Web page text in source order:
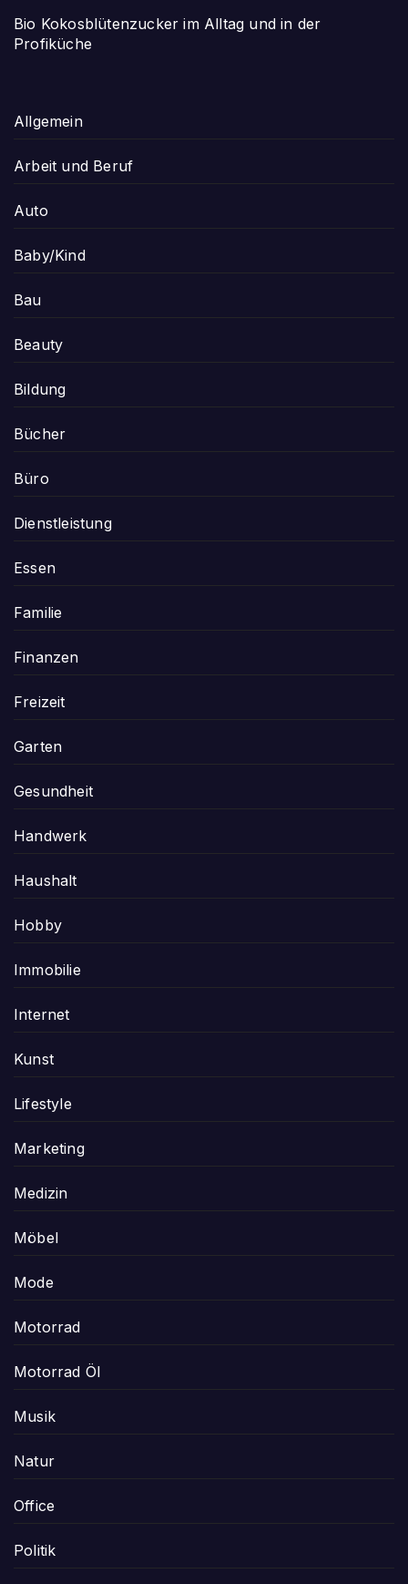
Bio Kokosblütenzucker im Alltag und in der
Profiküche
Allgemein
Arbeit und Beruf
Auto
Baby/Kind
Bau
Beauty
Bildung
Bücher
Büro
Dienstleistung
Essen
Familie
Finanzen
Freizeit
Garten
Gesundheit
Handwerk
Haushalt
Hobby
Immobilie
Internet
Kunst
Lifestyle
Marketing
Medizin
Möbel
Mode
Motorrad
Motorrad Öl
Musik
Natur
Office
Politik